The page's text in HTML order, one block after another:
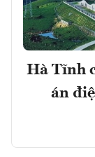
Hà Tĩnh
án